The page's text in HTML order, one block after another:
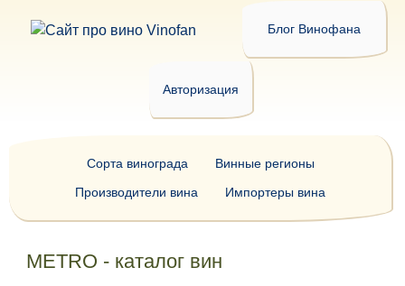
Блог Винофана
Авторизация
METRO - каталог вин
Сорта винограда
Винные регионы
Производители вина
Импортеры вина